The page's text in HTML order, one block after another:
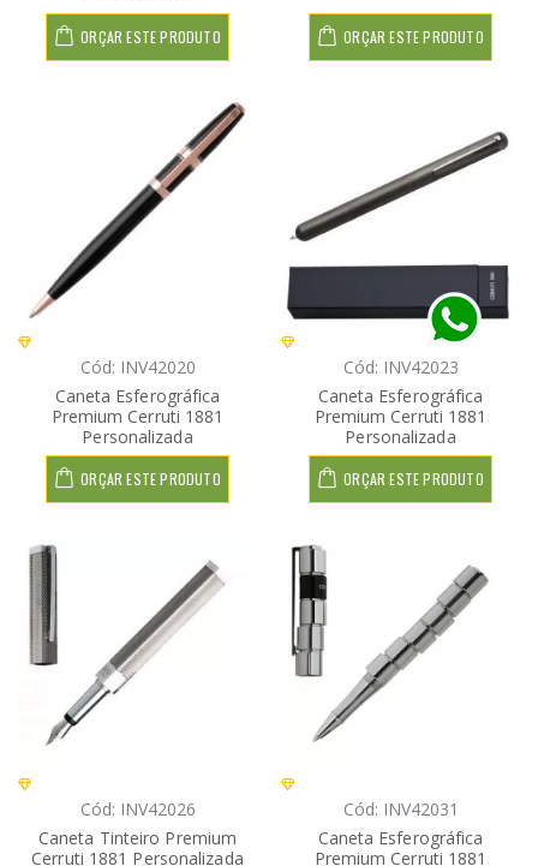
ORÇAR ESTE PRODUTO ORÇAR ESTE PRODUTO
Cód: INV42020
Caneta Esferográfica
Premium Cerruti 1881
Personalizada
ORÇAR ESTE PRODUTO
Cód: INV42023
Caneta Esferográfica
Premium Cerruti 1881
Personalizada
ORÇAR ESTE PRODUTO
Cód: INV42026
Caneta Tinteiro Premium
Cerruti 1881 Personalizada
Cód: INV42031
Caneta Esferográfica
Premium Cerruti 1881